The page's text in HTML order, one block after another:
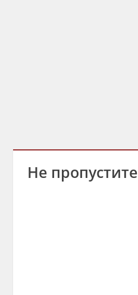
Не пропустите